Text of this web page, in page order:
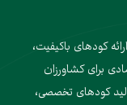
هدف ارائه کودهای باکیفیت،
برای کشاورزان
کودهای تخصصی،